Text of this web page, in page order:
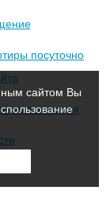
сайтом Вы
посуточно